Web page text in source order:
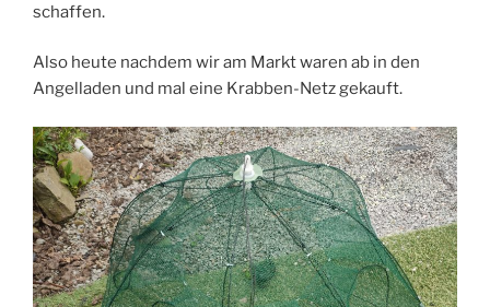
schaffen.
Also heute nachdem wir am Markt waren ab in den
Angelladen und mal eine Krabben-Netz gekauft.